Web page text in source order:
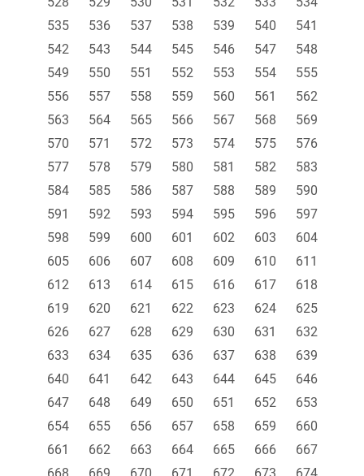
535
536 537 538 539 540
541
542
543 544 545 546 547
548
549
550 551 552 553 554
555
556
557 558 559 560 561
562
563
564 565 566 567 568
569
570
571 572 573 574 575
576
577
578 579 580 581 582
583
584
585 586 587 588 589
590
591
592 593 594 595 596
597
598
599 600 601 602 603
604
605
606 607 608 609 610
611
612
613 614 615 616 617
618
619
620 621 622 623 624
625
626
627 628 629 630 631
632
633
634 635 636 637 638
639
640
641 642 643 644 645
646
647
648 649 650 651 652
653
654
655 656 657 658 659
660
661
662 663 664 665 666
667